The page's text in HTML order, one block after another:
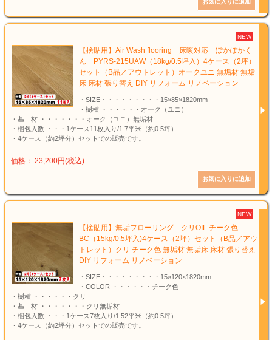
NEW
【捨貼用】Air Wash flooring 床暖対応 ぽかぽかく
ん PYRS-215UAW（18kg/0.5坪入）4ケース（2坪）
セット（B品／アウトレット）オークユニ 無垢材 無垢
床 床材 張り替え DIY リフォーム リノベーション
・SIZE・・・・・・・・・15×85×1820mm
・樹種 ・・・・・・オーク（ユニ）
・基 材 ・・・・・・・オーク（ユニ）無垢材
・梱包入数 ・・・1ケース11枚入り/1.7平米（約0.5坪）
・4ケース（約2坪分）セットでの販売です。
価格： 23,200円(税込)
NEW
【捨貼用】無垢フローリング クリOIL チーク色
BC（15kg/0.5坪入)4ケース（2坪）セット（B品／アウ
トレット）クリ チーク色 無垢材 無垢床 床材 張り替え
DIY リフォーム リノベーション
・SIZE・・・・・・・・・15×120×1820mm
・COLOR ・・・・・・チーク色
・樹種 ・・・・・・クリ
・基 材 ・・・・・・・クリ無垢材
・梱包入数 ・・・1ケース7枚入り/1.52平米（約0.5坪）
・4ケース（約2坪分）セットでの販売です。